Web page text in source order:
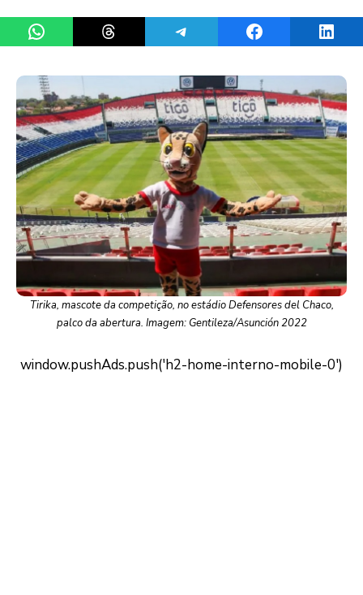
Share on WhatsAppShare on ThreadsShare on TelegramShare on Facebook
Tirika, mascote da competição, no estádio Defensores del Chaco,
palco da abertura. Imagem: Gentileza/Asunción 2022